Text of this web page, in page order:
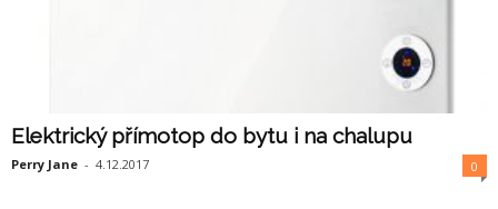
Elektrický přímotop do bytu i na chalupu
Perry Jane - 4.12.2017 0